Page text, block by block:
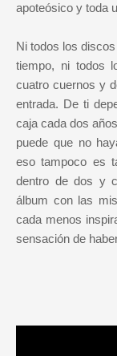
apoteósico y toda
Ni todos los
tiempo, ni todos
cuatro cuernos y
entrada. De ti
caja cada dos
puede que no
eso tampoco es
dentro de dos y
álbum con las
cada menos
sensación de